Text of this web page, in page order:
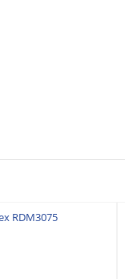
RDM3075